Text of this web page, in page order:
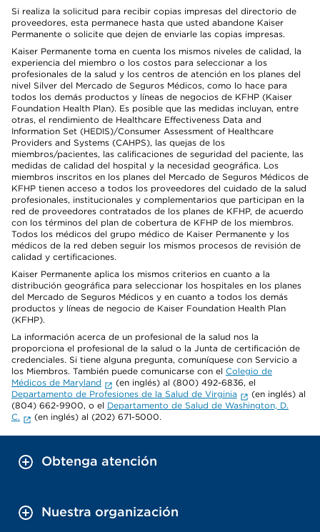
Si realiza la solicitud para recibir copias impresas del directorio de
proveedores, esta permanece hasta que usted abandone Kaiser
Permanente o solicite que dejen de enviarle las copias impresas.
Kaiser Permanente toma en cuenta los mismos niveles de calidad, la
experiencia del miembro o los costos para seleccionar a los
profesionales de la salud y los centros de atención en los planes del
nivel Silver del Mercado de Seguros Médicos, como lo hace para
todos los demás productos y líneas de negocios de KFHP (Kaiser
Foundation Health Plan). Es posible que las medidas incluyan, entre
otras, el rendimiento de Healthcare Effectiveness Data and
Information Set (HEDIS)/Consumer Assessment of Healthcare
Providers and Systems (CAHPS), las quejas de los
miembros/pacientes, las calificaciones de seguridad del paciente, las
medidas de calidad del hospital y la necesidad geográfica. Los
miembros inscritos en los planes del Mercado de Seguros Médicos de
KFHP tienen acceso a todos los proveedores del cuidado de la salud
profesionales, institucionales y complementarios que participan en la
red de proveedores contratados de los planes de KFHP, de acuerdo
con los términos del plan de cobertura de KFHP de los miembros.
Todos los médicos del grupo médico de Kaiser Permanente y los
médicos de la red deben seguir los mismos procesos de revisión de
calidad y certificaciones.
Kaiser Permanente aplica los mismos criterios en cuanto a la
distribución geográfica para seleccionar los hospitales en los planes
del Mercado de Seguros Médicos y en cuanto a todos los demás
productos y líneas de negocio de Kaiser Foundation Health Plan
(KFHP).
La información acerca de un profesional de la salud nos la
proporciona el profesional de la salud o la Junta de certificación de
credenciales. Si tiene alguna pregunta, comuníquese con Servicio a
los Miembros. También puede comunicarse con el Colegio de
Médicos de Maryland
(en inglés) al (800) 492-6836, el
Departamento de Profesiones de la Salud de Virginia
(en inglés) al
(804) 662-9900, o el Departamento de Salud de Washington, D.
C.
(en inglés) al (202) 671-5000.
Obtenga atención
Nuestra organización